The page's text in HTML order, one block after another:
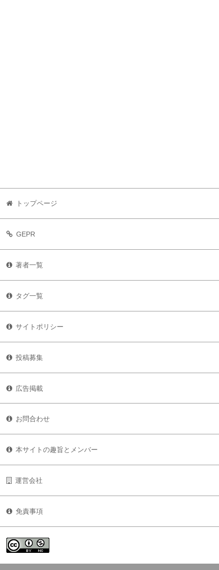
トップページ
GEPR
著者一覧
タグ一覧
サイトポリシー
投稿募集
広告掲載
お問合わせ
本サイトの趣旨とメンバー
運営会社
免責事項